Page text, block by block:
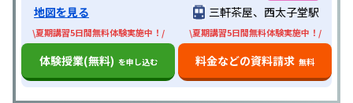
地図を見る 三軒茶屋、西太子堂駅
\夏期講習5日間無料体験実施中！/
体験授業(無料) を申し込む
\夏期講習5日間無料体験実施中！/
料金などの資料請求 無料